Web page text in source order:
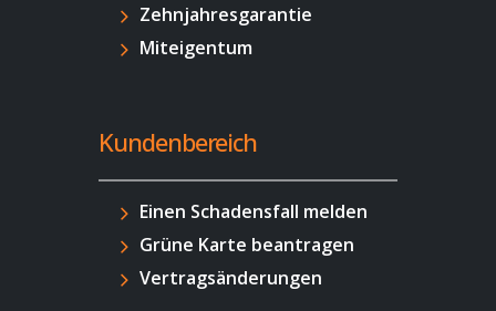
Zehnjahresgarantie
Miteigentum
Kundenbereich
Einen Schadensfall melden
Grüne Karte beantragen
Vertragsänderungen